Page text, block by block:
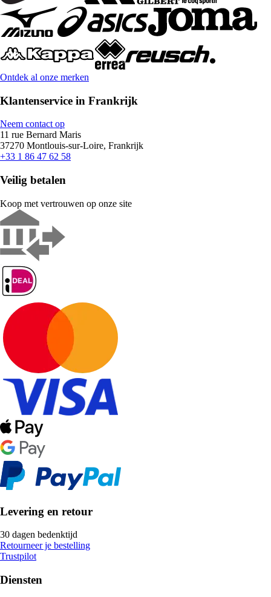
Ontdek al onze merken
Klantenservice in Frankrijk
Neem contact op
11 rue Bernard Maris
37270 Montlouis-sur-Loire, Frankrijk
+33 1 86 47 62 58
Veilig betalen
Koop met vertrouwen op onze site
Levering en retour
30 dagen bedenktijd
Retourneer je bestelling
Trustpilot
Diensten